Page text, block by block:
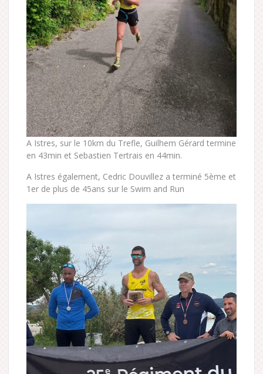
A Istres, sur le 10km du Trefle, Guilhem Gérard termine
en 43min et Sebastien Tertrais en 44min.
A Istres également, Cedric Douvillez a terminé 5ème et
1er de plus de 45ans sur le Swim and Run